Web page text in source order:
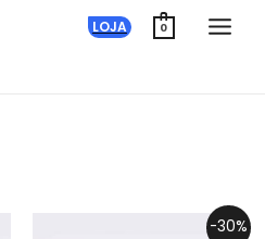
LOJA 0
-30%